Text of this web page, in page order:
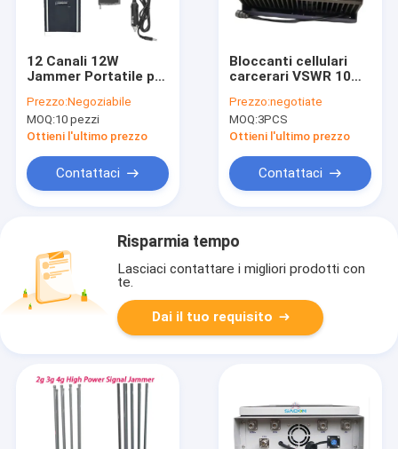
12 Canali 12W
Jammer Portatile per
di Blocco di 15m per
Segnale Mobile
Prezzo:Negoziabile
MOQ:10 pezzi
Ottieni l'ultimo prezzo
Contattaci
Bloccanti cellulari
carcerari VSWR 10
segnali impermeabili
Prezzo:negotiate
MOQ:3PCS
Ottieni l'ultimo prezzo
Contattaci
Risparmia tempo
Lasciaci contattare i migliori prodotti con
te.
Dai il tuo requisito